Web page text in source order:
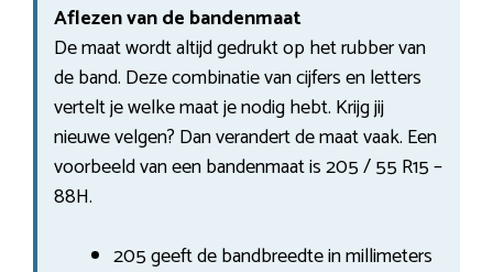
Aflezen van de bandenmaat
De maat wordt altijd gedrukt op het rubber van
de band. Deze combinatie van cijfers en letters
vertelt je welke maat je nodig hebt. Krijg jij
nieuwe velgen? Dan verandert de maat vaak. Een
voorbeeld van een bandenmaat is 205 / 55 R15 –
88H.
205 geeft de bandbreedte in millimeters